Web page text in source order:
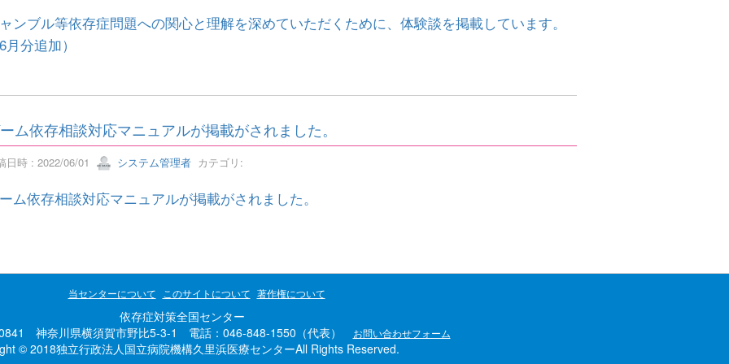
ンブル等依存症問題への関心と理解を深めていただくために、体験談を掲載しています。
月分追加）
ム依存相談対応マニュアルが掲載がされました。
日時 : 2022/06/01 システム管理者カテゴリ:
ム依存相談対応マニュアルが掲載がされました。
当センターについて このサイトについて 著作権について
依存症対策全国センター
神奈川県横須賀市野比5-3-1 電話：046-848-1550（代表）
お問い合わせフォーム
© 2018独立行政法人国立病院機構久里浜医療センターAll Rights Reserved.